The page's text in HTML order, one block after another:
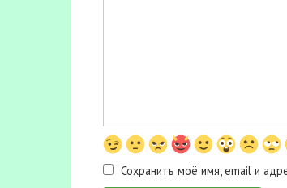
Сохранить моё имя, email и